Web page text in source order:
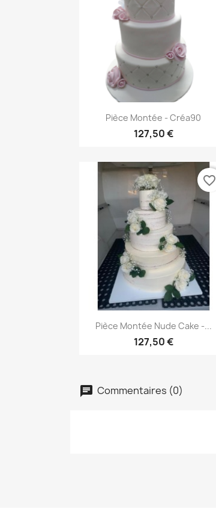
Aperçu rapide
Pièce Montée - Créa90
127,50 €
Aperçu rapide
Pièce Montée Nude Cake -...
127,50 €
favorite_border
Commentaires (0)